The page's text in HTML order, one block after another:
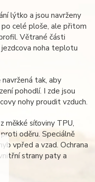
lýtko a jsou navrženy
celé ploše, ale přitom
Větrané části
noha teplotu
tak, aby
pohodlí. I zde jsou
nohy proudit vzduch.
měkké síťoviny TPU,
oděru. Speciálně
vpřed a vzad. Ochrana
strany paty a